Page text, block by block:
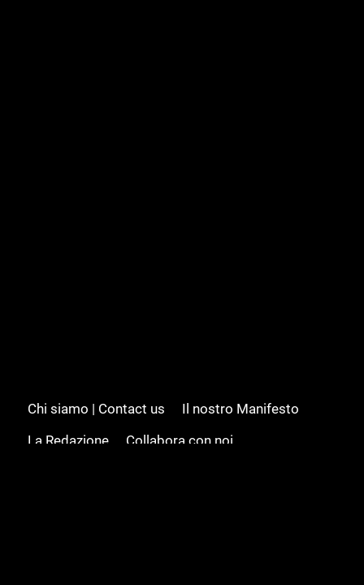
Chi siamo | Contact us
Il nostro Manifesto
La Redazione
Collabora con noi